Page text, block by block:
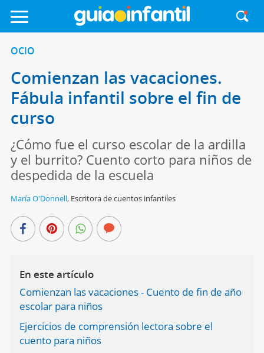
OCIO
Comienzan las vacaciones.
Fábula infantil sobre el fin de
curso
¿Cómo fue el curso escolar de la ardilla
y el burrito? Cuento corto para niños de
despedida de la escuela
María O'Donnell, Escritora de cuentos infantiles
En este artículo
Comienzan las vacaciones - Cuento de fin de año
escolar para niños
Ejercicios de comprensión lectora sobre el
cuento para niños